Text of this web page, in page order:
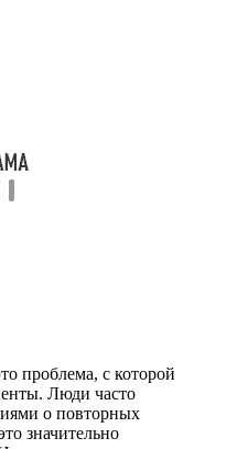
проблема, с которой
Люди часто
о повторных
значительно